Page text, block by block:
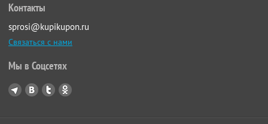
Контакты
sprosi@kupikupon.ru
Связаться с нами
Мы в Соцсетях